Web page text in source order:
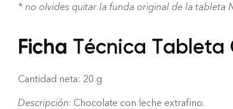
* no olvides quitar la funda original de la tableta
Ficha Técnica Tableta
Cantidad neta: 20 g
Descripción: Chocolate con leche extrafino.